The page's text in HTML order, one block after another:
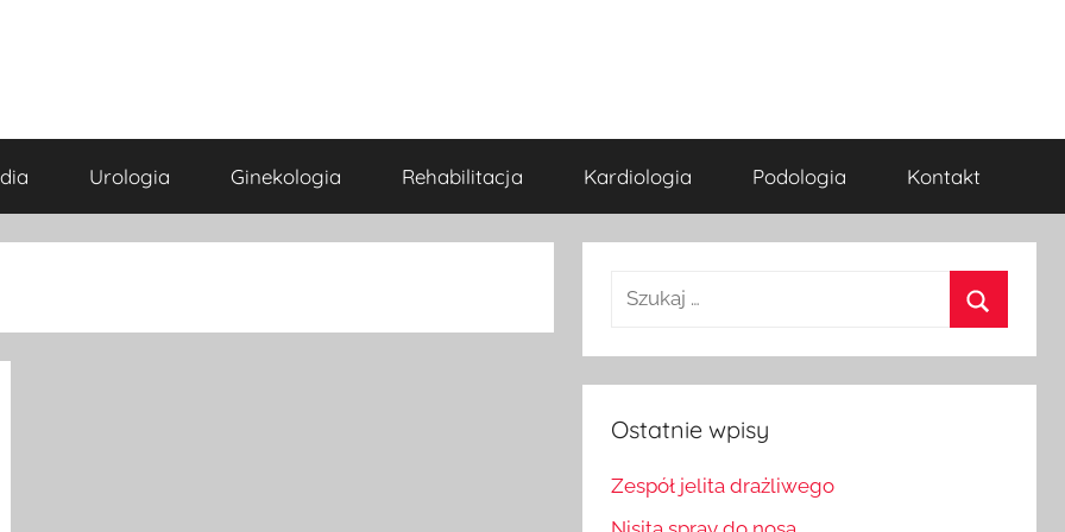
Urologia Ginekologia Rehabilitacja Kardiologia Podologia Kontakt
Szukaj:
Ostatnie wpisy
Zespół jelita drażliwego